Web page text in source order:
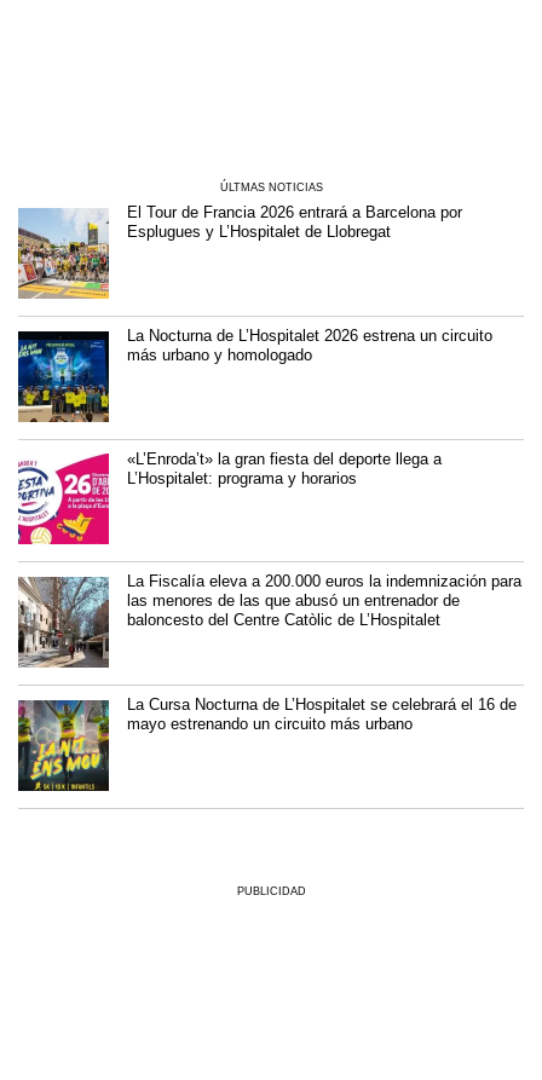
ÚLTMAS NOTICIAS
El Tour de Francia 2026 entrará a Barcelona por
Esplugues y L’Hospitalet de Llobregat
La Nocturna de L’Hospitalet 2026 estrena un circuito
más urbano y homologado
«L’Enroda’t» la gran fiesta del deporte llega a
L’Hospitalet: programa y horarios
La Fiscalía eleva a 200.000 euros la indemnización para
las menores de las que abusó un entrenador de
baloncesto del Centre Catòlic de L’Hospitalet
La Cursa Nocturna de L’Hospitalet se celebrará el 16 de
mayo estrenando un circuito más urbano
PUBLICIDAD